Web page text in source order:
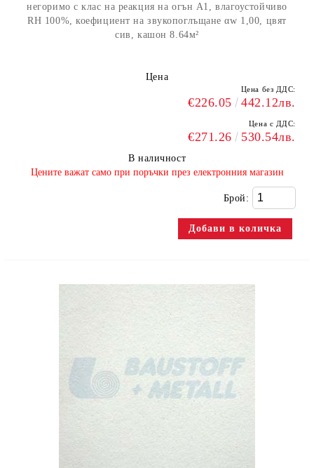
негоримо с клас на реакция на огън А1, влагоустойчиво
RH 100%, коефициент на звукопоглъщане αw 1,00, цвят
сив, кашон 8.64м²
Цена
Цена без ДДС:
€226.05 442.12лв.
Цена с ДДС:
€271.26 530.54лв.
В наличност
​Цените важат само при поръчки през електронния магазин
Брой: